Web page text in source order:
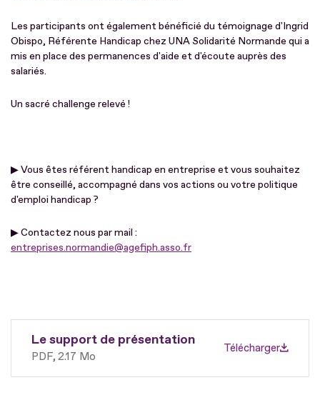
Les participants ont également bénéficié du témoignage d'Ingrid
Obispo, Référente Handicap chez UNA Solidarité Normande qui a
mis en place des permanences d'aide et d'écoute auprès des
salariés.
Un sacré challenge relevé !
▶ Vous êtes référent handicap en entreprise et vous souhaitez
être conseillé, accompagné dans vos actions ou votre politique
d'emploi handicap ?
▶ Contactez nous par mail :
entreprises.normandie@agefiph.asso.fr
Le support de présentation
PDF 2.17 Mo
Télécharger